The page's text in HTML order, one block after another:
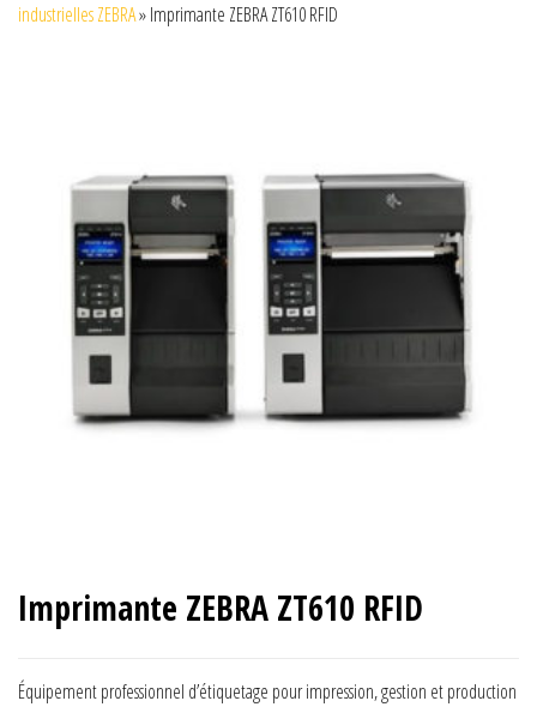
industrielles ZEBRA»Imprimante ZEBRA ZT610 RFID
Imprimante ZEBRA ZT610 RFID
Équipement professionnel d’étiquetage pour impression, gestion et production